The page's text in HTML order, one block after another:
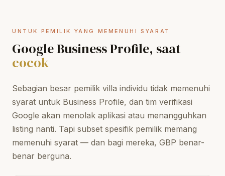
UNTUK PEMILIK YANG MEMENUHI SYARAT
Google Business Profile, saat
cocok
Sebagian besar pemilik villa individu tidak memenuhi
syarat untuk Business Profile, dan tim verifikasi
Google akan menolak aplikasi atau menangguhkan
listing nanti. Tapi subset spesifik pemilik memang
memenuhi syarat — dan bagi mereka, GBP benar-
benar berguna.